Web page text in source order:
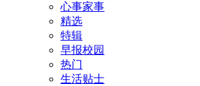
心事家事
精选
特辑
早报校园
热门
生活贴士